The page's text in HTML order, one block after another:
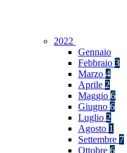
2022
Gennaio
Febbraio 3
Marzo 4
Aprile 2
Maggio 6
Giugno 6
Luglio 2
Agosto 1
Settembre 7
Ottobre 6